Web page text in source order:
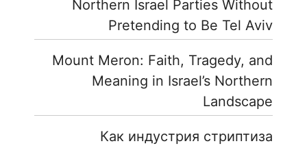
Northern Israel Parties Without
Pretending to Be Tel Aviv
Mount Meron: Faith, Tragedy, and
Meaning in Israel’s Northern
Landscape
Как индустрия стриптиза